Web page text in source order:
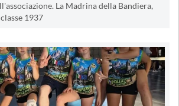
La Madrina della Bandiera,
1937